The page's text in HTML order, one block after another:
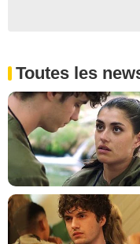
Toutes les